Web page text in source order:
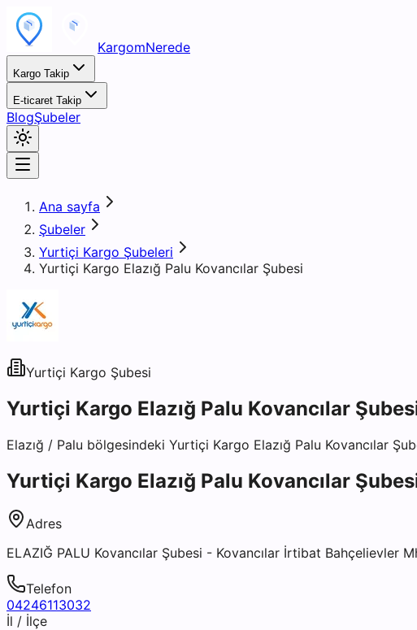
KargomNerede
Kargo Takip
E-ticaret Takip
BlogŞubeler
Ana sayfa
Şubeler
Yurtiçi Kargo Şubeleri
Yurtiçi Kargo Elazığ Palu Kovancılar Şubesi
Yurtiçi Kargo Şubesi
Yurtiçi Kargo Elazığ Palu Kovancılar
Elazığ / Palu bölgesindeki Yurtiçi Kargo Elazığ Palu Kovancılar
Yurtiçi Kargo Elazığ Palu Kovancılar
Adres
ELAZIĞ PALU Kovancılar Şubesi - Kovancılar İrtibat Bahçelievler
Telefon
04246113032
İl / İlçe